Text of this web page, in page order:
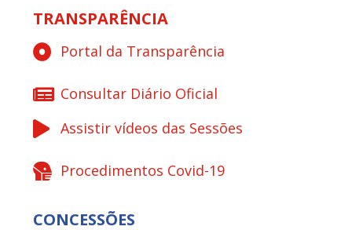
TRANSPARÊNCIA
Portal da Transparência
Consultar Diário Oficial
Assistir vídeos das Sessões
Procedimentos Covid-19
CONCESSÕES